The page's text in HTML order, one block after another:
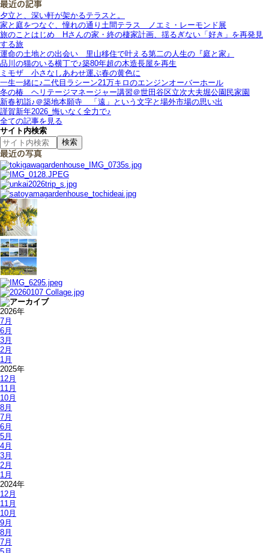
夕立と、深い軒が架かるテラスと。
家と庭をつなぐ、憧れの通り土間テラス＿ノエミ・レーモンド展
旅のことはじめ＿Hさんの家・終の棲家計画、揺るぎない「好き」を再発見
する旅
運命の土地との出会い＿里山移住で叶える第二の人生の『庭と家』
品川の猫のいる横丁で♪築80年超の木造長屋を再生
ミモザ＿小さなしあわせ運ぶ春の黄色に
一生一緒に♪二代目ラシーン21万キロのエンジンオーバーホール
冬の椿＿ヘリテージマネージャー講習＠世田谷区立次大夫堀公園民家園
新春初詣♪＠築地本願寺＿「遠」という文字と場外市場の思い出
謹賀新年2026_悔いなく全力で♪
全ての記事を見る
サイト内検索
2026年
7月
6月
3月
2月
1月
2025年
12月
11月
10月
8月
7月
6月
5月
4月
3月
2月
1月
2024年
12月
11月
10月
9月
8月
7月